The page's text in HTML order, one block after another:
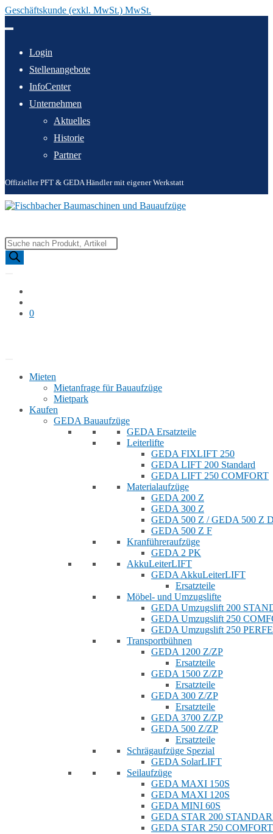
Geschäftskunde (exkl. MwSt.) MwSt.
Inhalt
Login
Stellenangebote
InfoCenter
Unternehmen
Aktuelles
Historie
Partner
Offizieller PFT & GEDA Händler mit eigener Werkstatt
Products
search
0
Mieten
Mietanfrage für Bauaufzüge
Mietpark
Kaufen
GEDA Bauaufzüge
GEDA Ersatzteile
Leiterlifte
GEDA FIXLIFT 250
GEDA LIFT 200 Standard
GEDA LIFT 250 COMFORT
Materialaufzüge
GEDA 200 Z
GEDA 300 Z
GEDA 500 Z / GEDA 500 Z
GEDA 500 Z F
Kranführeraufzüge
GEDA 2 PK
AkkuLeiterLIFT
GEDA AkkuLeiterLIFT
Ersatzteile
Möbel- und Umzugslifte
GEDA Umzugslift 200
GEDA Umzugslift 250
GEDA Umzugslift 250
Transportbühnen
GEDA 1200 Z/ZP
Ersatzteile
GEDA 1500 Z/ZP
Ersatzteile
GEDA 300 Z/ZP
Ersatzteile
GEDA 3700 Z/ZP
GEDA 500 Z/ZP
Ersatzteile
Schrägaufzüge Spezial
GEDA SolarLIFT
Seilaufzüge
GEDA MAXI 150S
GEDA MAXI 120S
GEDA MINI 60S
GEDA STAR 200
GEDA STAR 250 COMFORT